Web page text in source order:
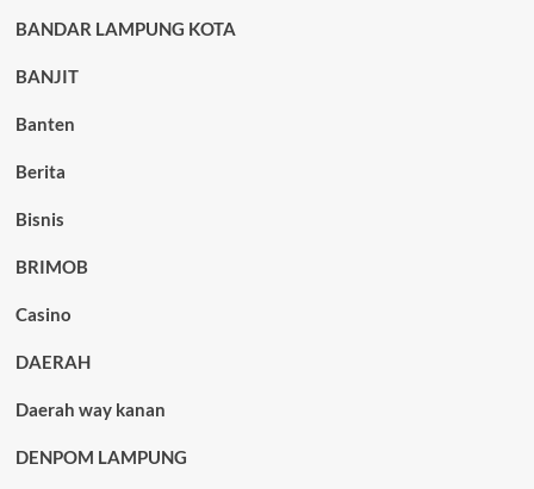
BANDAR LAMPUNG KOTA
BANJIT
Banten
Berita
Bisnis
BRIMOB
Casino
DAERAH
Daerah way kanan
DENPOM LAMPUNG